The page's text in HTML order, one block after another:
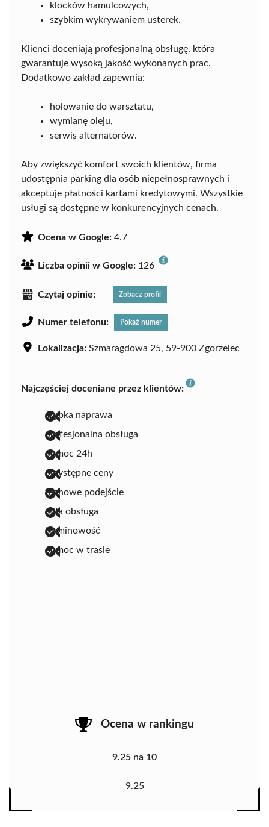
klocków hamulcowych,
szybkim wykrywaniem usterek.
Klienci doceniają profesjonalną obsługę, która
gwarantuje wysoką jakość wykonanych prac.
Dodatkowo zakład zapewnia:
holowanie do warsztatu,
wymianę oleju,
serwis alternatorów.
Aby zwiększyć komfort swoich klientów, firma
udostępnia parking dla osób niepełnosprawnych i
akceptuje płatności kartami kredytowymi. Wszystkie
usługi są dostępne w konkurencyjnych cenach.
Ocena w Google: 4.7
Liczba opinii w Google: 126
Czytaj opinie: Zobacz profil
Numer telefonu: Pokaż numer
Lokalizacja: Szmaragdowa 25, 59-900 Zgorzelec
Najczęściej doceniane przez klientów:
szybka naprawa
profesjonalna obsługa
pomoc 24h
przystępne ceny
fachowe podejście
miła obsługa
terminowość
pomoc w trasie
Ocena w rankingu
9.25 na 10
9.25